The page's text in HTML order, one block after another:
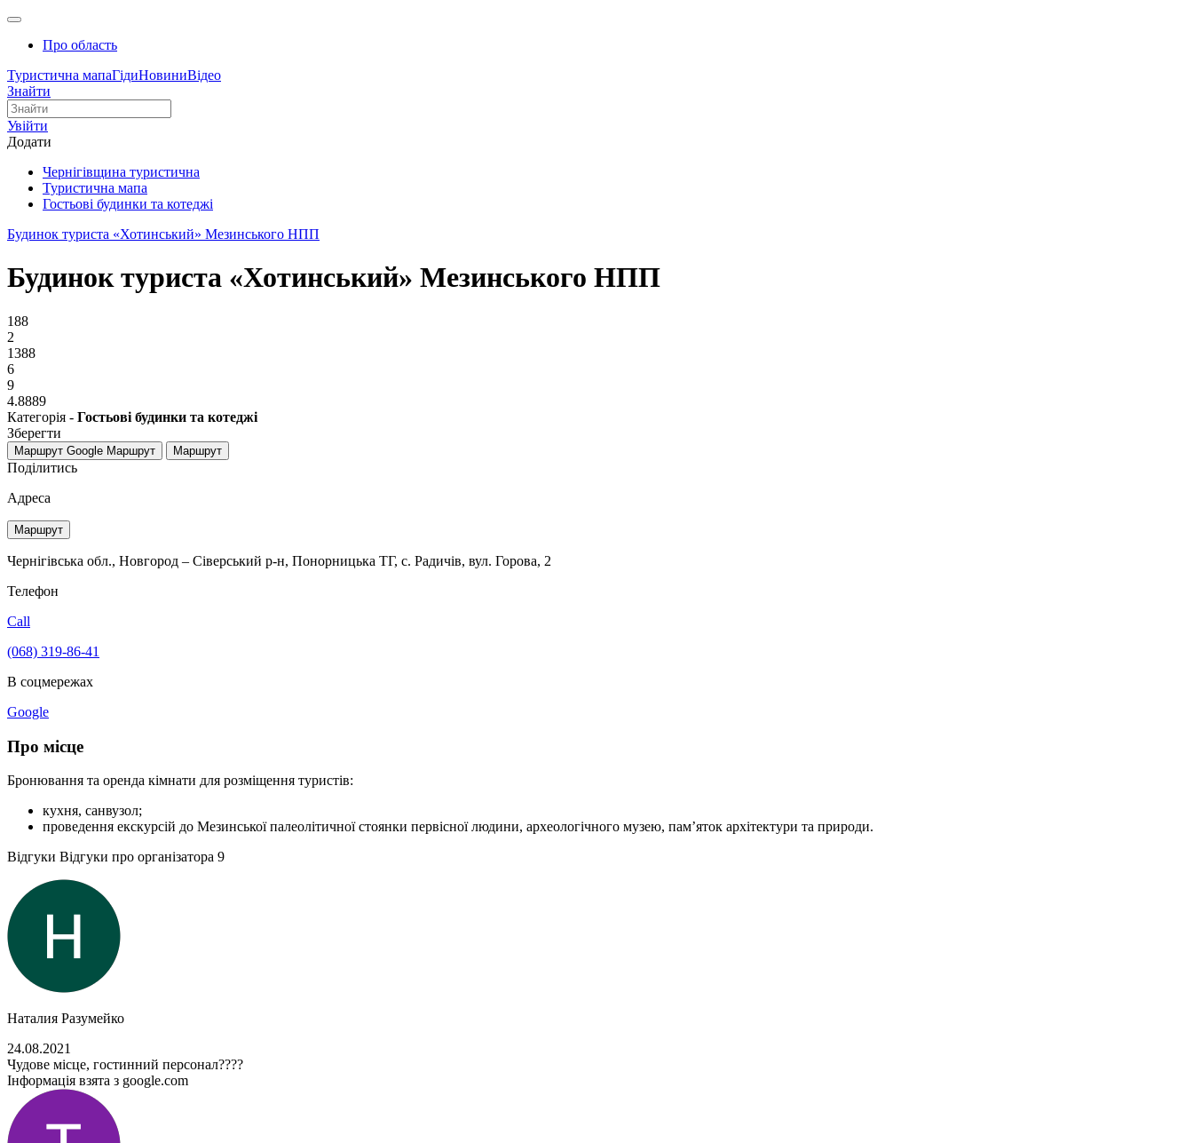
Про область
Туристична мапаГідиНовиниВідео
Знайти
Увійти
Додати
Чернігівщина туристична
Туристична мапа
Гостьові будинки та котеджі
Будинок туриста «Хотинський» Мезинського НПП
Будинок туриста «Хотинський» Мезинського НПП
188
2
1388
6
9
4.8889
Категорія - Гостьові будинки та котеджі
Зберегти
Маршрут Google Маршрут Маршрут
Поділитись
Адреса
Маршрут
Чернігівська обл., Новгород – Сіверський р-н, Понорницька ТГ, с. Радичів, вул. Горова, 2
Телефон
Call
(068) 319-86-41
В соцмережах
Google
Про місце
Бронювання та оренда кімнати для розміщення туристів:
кухня, санвузол;
проведення екскурсій до Мезинської палеолітичної стоянки первісної людини, археологічного музею, пам’яток архітектури та природи.
Відгуки Відгуки про організатора 9
Наталия Разумейко
24.08.2021
Чудове місце, гостинний персонал????
Інформація взята з google.com